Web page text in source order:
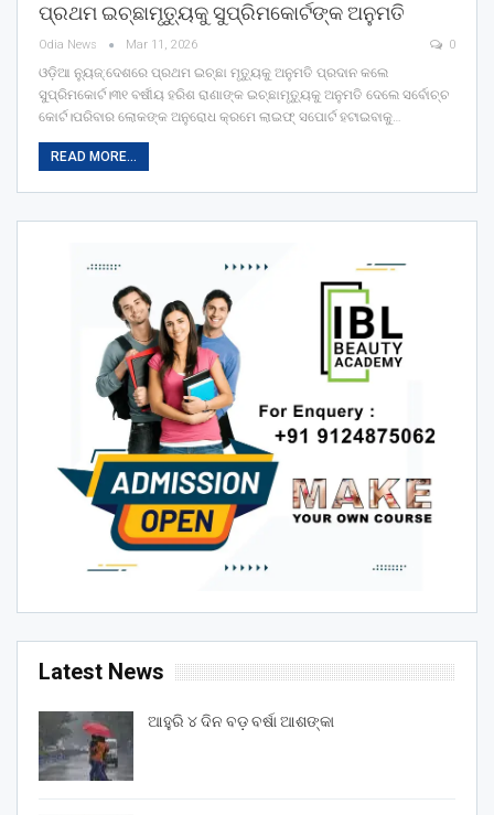
ପ୍ରଥମ ଇଚ୍ଛାମୃତ୍ୟୁକୁ ସୁପ୍ରିମକୋର୍ଟଙ୍କ ଅନୁମତି
Odia News Mar 11, 2026 0
ଓଡ଼ିଆ ନ୍ୟୁଜ୍:ଦେଶରେ ପ୍ରଥମ ଇଚ୍ଛା ମୃତ୍ୟୁକୁ ଅନୁମତି ପ୍ରଦାନ କଲେ
ସୁପ୍ରିମକୋର୍ଟ।୩୧ ବର୍ଷୀୟ ହରିଶ ରାଣାଙ୍କ ଇଚ୍ଛାମୃତ୍ୟୁକୁ ଅନୁମତି ଦେଲେ ସର୍ବୋଚ୍ଚ
କୋର୍ଟ।ପରିବାର ଲୋକଙ୍କ ଅନୁରୋଧ କ୍ରମେ ଲାଇଫ୍ ସପୋର୍ଟ ହଟାଇବାକୁ…
READ MORE...
Latest News
ଆହୁରି ୪ ଦିନ ବଡ଼ ବର୍ଷା ଆଶଙ୍କା